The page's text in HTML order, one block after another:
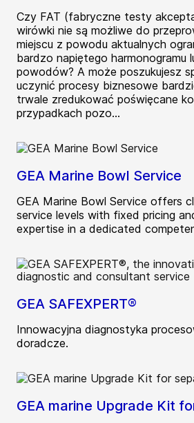
Czy FAT (fabryczne testy
wirówki nie są możliwe do
miejscu z powodu aktualnych
bardzo napiętego harmonogramu
powodów? A może poszukujesz
uczynić procesy biznesowe
trwale zredukować poświęcane
przypadkach pozo...
GEA Marine Bowl Service
GEA Marine Bowl Service offers
service levels with fixed pricing
expertise in a dedicated
GEA SAFEXPERT®
Innowacyjna diagnostyka
doradcze.
GEA marine Upgrade Kit